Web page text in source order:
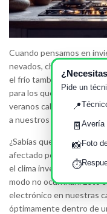
Cuando pensamos en
nevados, chimeneas
el frío también trae
para los que vivimos en
veranos calurosos y sus
a nuestros fieles
¿Sabías que el
afectado por las bajas
el clima invernal de
modo no ocurrirían. Esto
electrónico en nuestras
óptimamente dentro de
Pide un
📍
🧾 Avería
📸Foto
⏱️